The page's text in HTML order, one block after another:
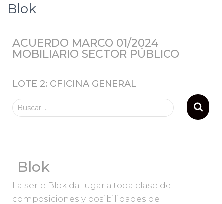
Blok
ACUERDO MARCO 01/2024
MOBILIARIO SECTOR PÚBLICO
LOTE 2: OFICINA GENERAL
Buscar …
Blok
La serie Blok da lugar a toda clase de
composiciones y posibilidades de